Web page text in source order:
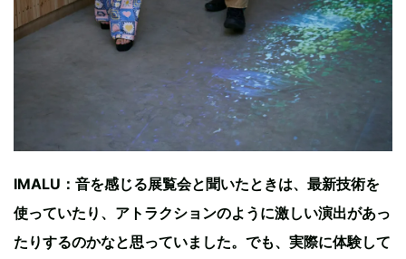
IMALU：音を感じる展覧会と聞いたときは、最新技術を
使っていたり、アトラクションのように激しい演出があっ
たりするのかなと思っていました。でも、実際に体験して